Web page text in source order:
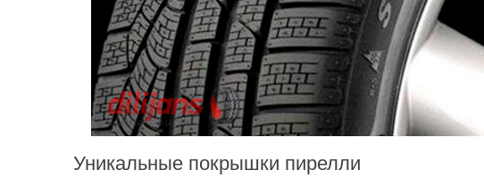
Уникальные покрышки пирелли